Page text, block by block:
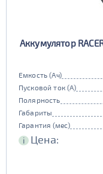
Аккумулятор
Емкость (Ач)
Пусковой ток (А)
Полярность
Габариты
Гарантия (мес)
i Цена: